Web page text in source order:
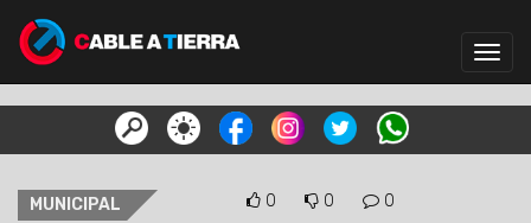
MUNICIPAL 0 0 0